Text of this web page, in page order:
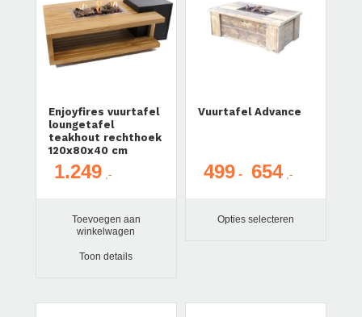
Enjoyfires vuurtafel
loungetafel
teakhout rechthoek
120x80x40 cm
1.249
Toevoegen aan
winkelwagen
Toon details
Vuurtafel Advance
499 - 654Prijsklasse:
Opties selecteren